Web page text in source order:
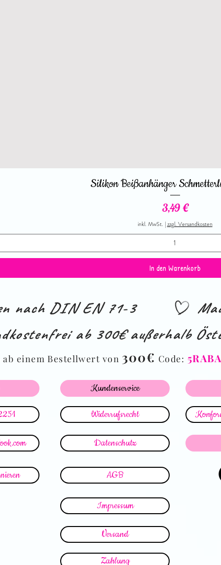
Silikon Beißanhänger
Preis
3,49 €
inkl. MwSt. |zzgl. Versandkosten
In den Warenkorb
nach DIN EN 71-3
ab 300€ außerhalb
ab einem Bestellwert von 300€ Code:
Kundenservice
Widerrufsrecht
Datenschutz
AGB
Impressum
Versand
Zahlung